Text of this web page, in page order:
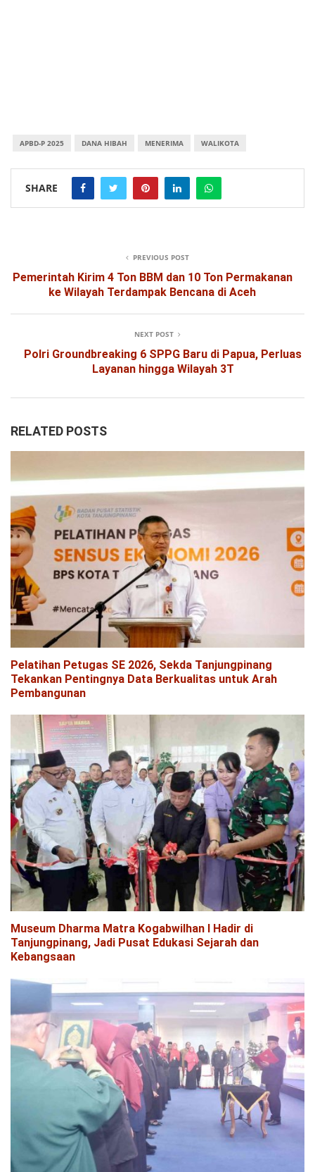
APBD-P 2025 DANA HIBAH MENERIMA WALIKOTA
SHARE
PREVIOUS POST
Pemerintah Kirim 4 Ton BBM dan 10 Ton Permakanan
ke Wilayah Terdampak Bencana di Aceh
NEXT POST
Polri Groundbreaking 6 SPPG Baru di Papua, Perluas
Layanan hingga Wilayah 3T
RELATED POSTS
Pelatihan Petugas SE 2026, Sekda Tanjungpinang
Tekankan Pentingnya Data Berkualitas untuk Arah
Pembangunan
Museum Dharma Matra Kogabwilhan I Hadir di
Tanjungpinang, Jadi Pusat Edukasi Sejarah dan
Kebangsaan